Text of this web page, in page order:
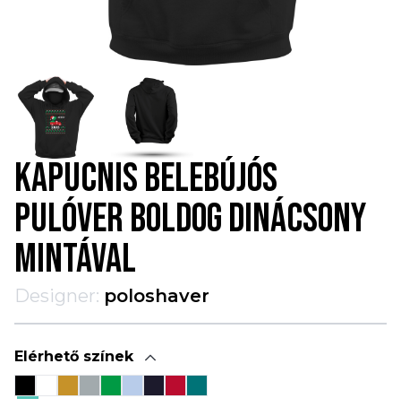
KAPUCNIS BELEBÚJÓS
PULÓVER BOLDOG DINÁCSONY
MINTÁVAL
Designer: poloshaver
Elérhető színek